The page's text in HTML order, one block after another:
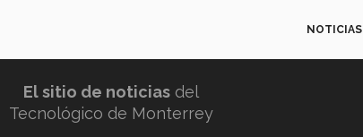
NOTICIAS
El sitio de noticias del
Tecnológico de Monterrey